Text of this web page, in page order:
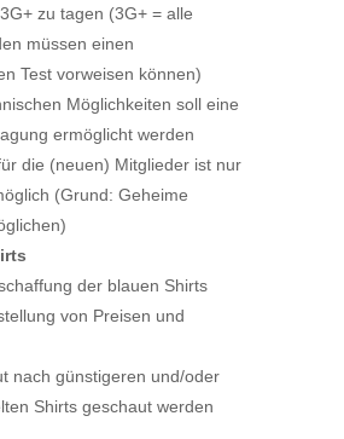
zu tagen (3G+ = alle
müssen einen
Test vorweisen können)
Möglichkeiten soll eine
ermöglicht werden
die (neuen) Mitglieder ist nur
(Grund: Geheime
der blauen Shirts
von Preisen und
nach günstigeren und/oder
Shirts geschaut werden